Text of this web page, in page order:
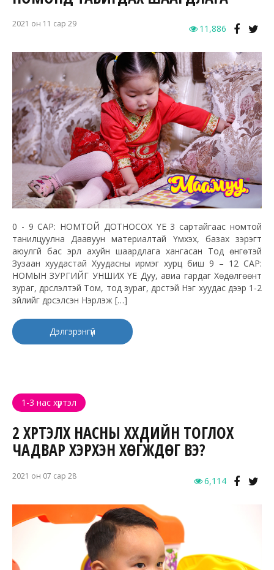
2021 он 11 сар 29 11,886
0 - 9 САР: НОМТОЙ ДОТНОСОХ ҮЕ 3 сартайгаас номтой
танилцуулна Даавуун материалтай Үмхэх, базах зэрэгт
аюулгүй бас эрүүл ахуйн шаардлага хангасан Тод өнгөтэй
Зузаан хуудастай Хуудасны ирмэг хурц биш 9 – 12 САР:
НОМЫН ЗУРГИЙГ УНШИХ ҮЕ Дуу, авиа гардаг Хөдөлгөөнт
зураг, дүрслэлтэй Том, тод зураг, дүрстэй Нэг хуудас дээр 1-2
зүйлийг дүрсэлсэн Нэрлэж […]
Дэлгэрэнгүй
1-3 нас хүртэл
2 ХҮРТЭЛХ НАСНЫ ХҮҮХДИЙН ТОГЛОХ
ЧАДВАР ХЭРХЭН ХӨГЖДӨГ ВЭ?
2021 он 07 сар 28 6,114